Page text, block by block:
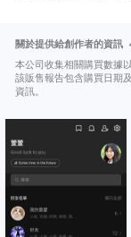
關於提供給創作者的資訊
本公司收集相關購買數據
該販售報告包含購買日期
資訊。